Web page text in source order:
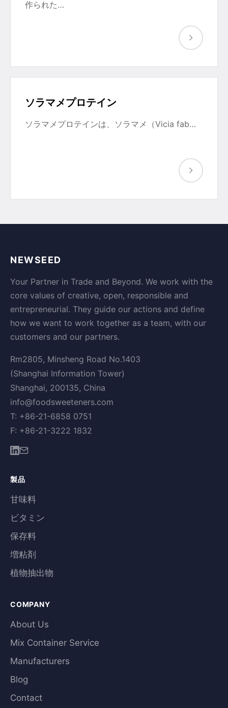
作られた…
ソラマメプロテイン
ソラマメプロテインは、ソラマメ（Vicia fab…
NEWSEED
Your Partner in Trade and Beyond. We work with the
core values of creative, open, responsible and
entrepreneurial. They guide our actions and define
how we want to work together as a team, with our
customers and our partners.
Rm2805, Minsheng Road No.1403
(Shanghai Information Tower)
Shanghai, 200135, China
info@foodsweeteners.com
T: +86-21-6858 0751
F: +86-21-3222 1832
製品
甘味料
ビタミン
保存料
増粘剤
植物抽出物
COMPANY
About Us
Mix Container Service
Manufacturers
Blog
Contact